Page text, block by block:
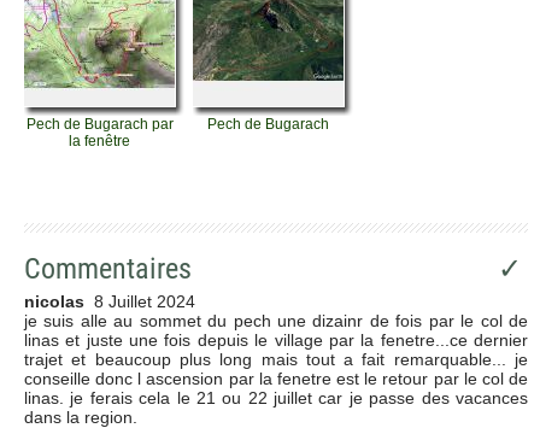
Pech de Bugarach par
la fenêtre
Pech de Bugarach
Commentaires ✓
nicolas 8 Juillet 2024
je suis alle au sommet du pech une dizainr de fois par le col de
linas et juste une fois depuis le village par la fenetre...ce dernier
trajet et beaucoup plus long mais tout a fait remarquable... je
conseille donc l ascension par la fenetre est le retour par le col de
linas. je ferais cela le 21 ou 22 juillet car je passe des vacances
dans la region.